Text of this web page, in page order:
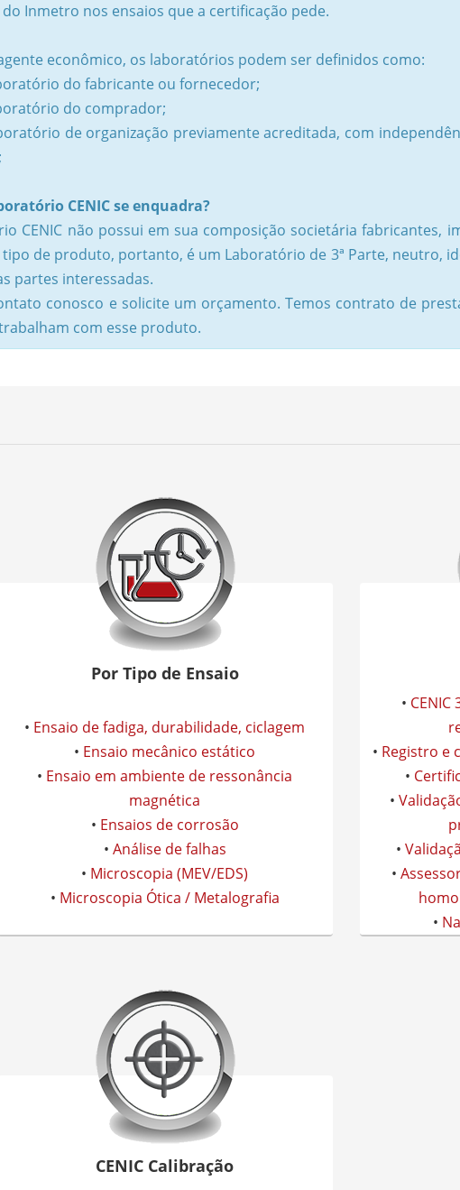
do Inmetro nos ensaios que a certificação pede.
econômico, os laboratórios podem ser definidos como:
do fabricante ou fornecedor;
do comprador;
de organização previamente acreditada, com
CENIC se enquadra?
CENIC não possui em sua composição societária fabricantes,
de produto, portanto, é um Laboratório de 3ª Parte, neutro,
partes interessadas.
conosco e solicite um orçamento. Temos contrato de
com esse produto.
Por Tipo de Ensaio
• Ensaio de fadiga, durabilidade, ciclagem
• Ensaio mecânico estático
• Ensaio em ambiente de ressonância
magnética
• Ensaios de corrosão
• Análise de falhas
• Microscopia (MEV/EDS)
• Microscopia Ótica / Metalografia
•
• Registro e
•
•
•
•
•
CENIC Calibração